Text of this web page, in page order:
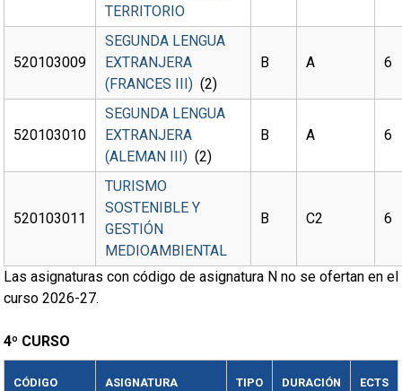
TERRITORIO
520103009
SEGUNDA LENGUA
EXTRANJERA
(FRANCES III) (2)
B A 6
520103010
SEGUNDA LENGUA
EXTRANJERA
(ALEMAN III) (2)
B A 6
520103011
TURISMO
SOSTENIBLE Y
GESTIÓN
MEDIOAMBIENTAL
B C2 6
Las asignaturas con código de asignatura N no se ofertan en el
curso 2026-27.
4º CURSO
CÓDIGO ASIGNATURA TIPO DURACIÓN ECTS